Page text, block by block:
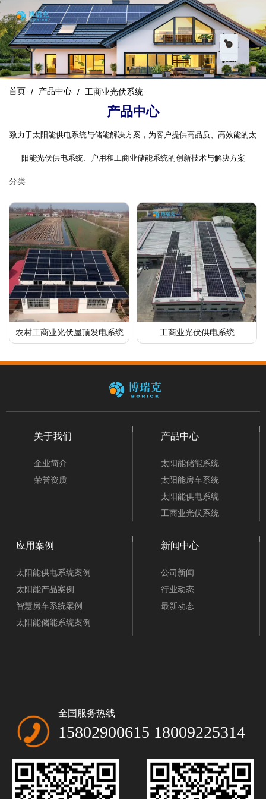
首页 / 产品中心 / 工商业光伏系统
产品中心
致力于太阳能供电系统与储能解决方案，为客户提供高品质、高效能的太
阳能光伏供电系统、户用和工商业储能系统的创新技术与解决方案
分类
农村工商业光伏屋顶发电系统 工商业光伏供电系统
关于我们
企业简介
荣誉资质
产品中心
太阳能储能系统
太阳能房车系统
太阳能供电系统
工商业光伏系统
应用案例
太阳能供电系统案例
太阳能产品案例
智慧房车系统案例
太阳能储能系统案例
新闻中心
公司新闻
行业动态
最新动态
全国服务热线
15802900615 18009225314